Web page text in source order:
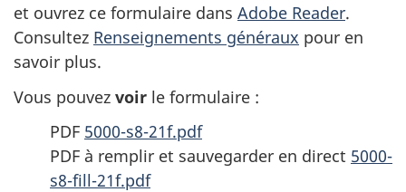
et ouvrez ce formulaire dans Adobe Reader.
Consultez Renseignements généraux pour en
savoir plus.
Vous pouvez voir le formulaire :
PDF 5000-s8-21f.pdf
PDF à remplir et sauvegarder en direct 5000-
s8-fill-21f.pdf